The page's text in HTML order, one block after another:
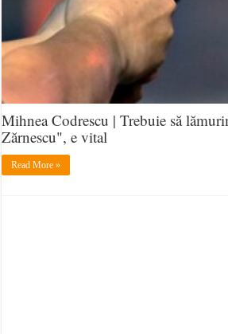
Mihnea Codrescu | Trebuie să
Zărnescu", e vital
Read More »